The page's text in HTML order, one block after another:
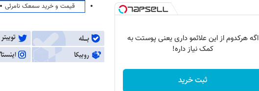
اگه هرکدوم از این علائمو داری یعنی پوستت به
کمک نیاز داره!
ثبت خرید
قیمت و خرید سمعک نامرئی